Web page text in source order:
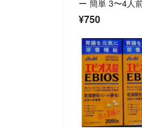
ー 簡単 3〜4人
めるだけ！ チキ
¥750